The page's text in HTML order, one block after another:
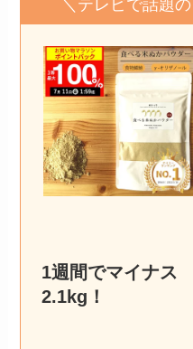
＼テレビで話題
1週間でマイナス
2.1kg ！